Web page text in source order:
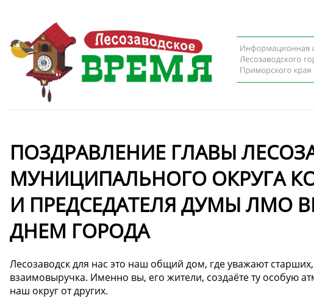
ПОЗДРАВЛЕНИЕ ГЛАВЫ
МУНИЦИПАЛЬНОГО ОКРУГА
И ПРЕДСЕДАТЕЛЯ ДУМЫ ЛМО
ДНЕМ ГОРОДА
Лесозаводск для нас это наш общий дом, где уважают
взаимовыручка. Именно вы, его жители, создаёте ту особую
наш округ от других.